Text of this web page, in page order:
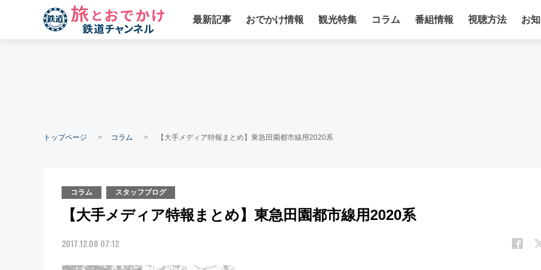
最新記事 おでかけ情報 観光特集 コラム 番組情報 視聴方法 お
トップページ コラム 【大手メディア特報まとめ】東急田園都市線用2020系
コラム スタッフブログ
【大手メディア特報まとめ】東急田園都市線用2020系
2017.12.08 07:12